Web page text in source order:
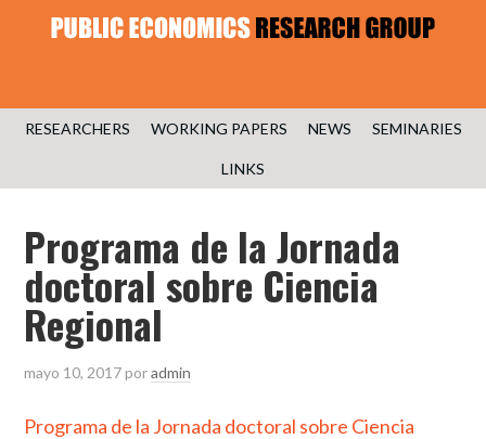
RESEARCHERS WORKING PAPERS NEWS SEMINARIES
LINKS
Programa de la Jornada
doctoral sobre Ciencia
Regional
mayo 10, 2017poradmin
Programa de la Jornada doctoral sobre Ciencia